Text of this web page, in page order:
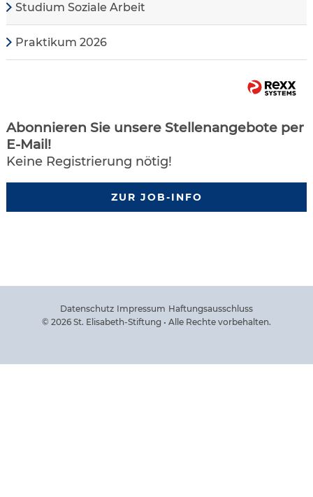
Studium Soziale Arbeit
Praktikum 2026
Abonnieren Sie unsere Stellenangebote per
E-Mail!
Keine Registrierung nötig!
ZUR JOB-INFO
Datenschutz Impressum Haftungsausschluss
© 2026 St. Elisabeth-Stiftung • Alle Rechte vorbehalten.